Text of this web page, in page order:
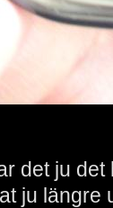
det ju
ju längre